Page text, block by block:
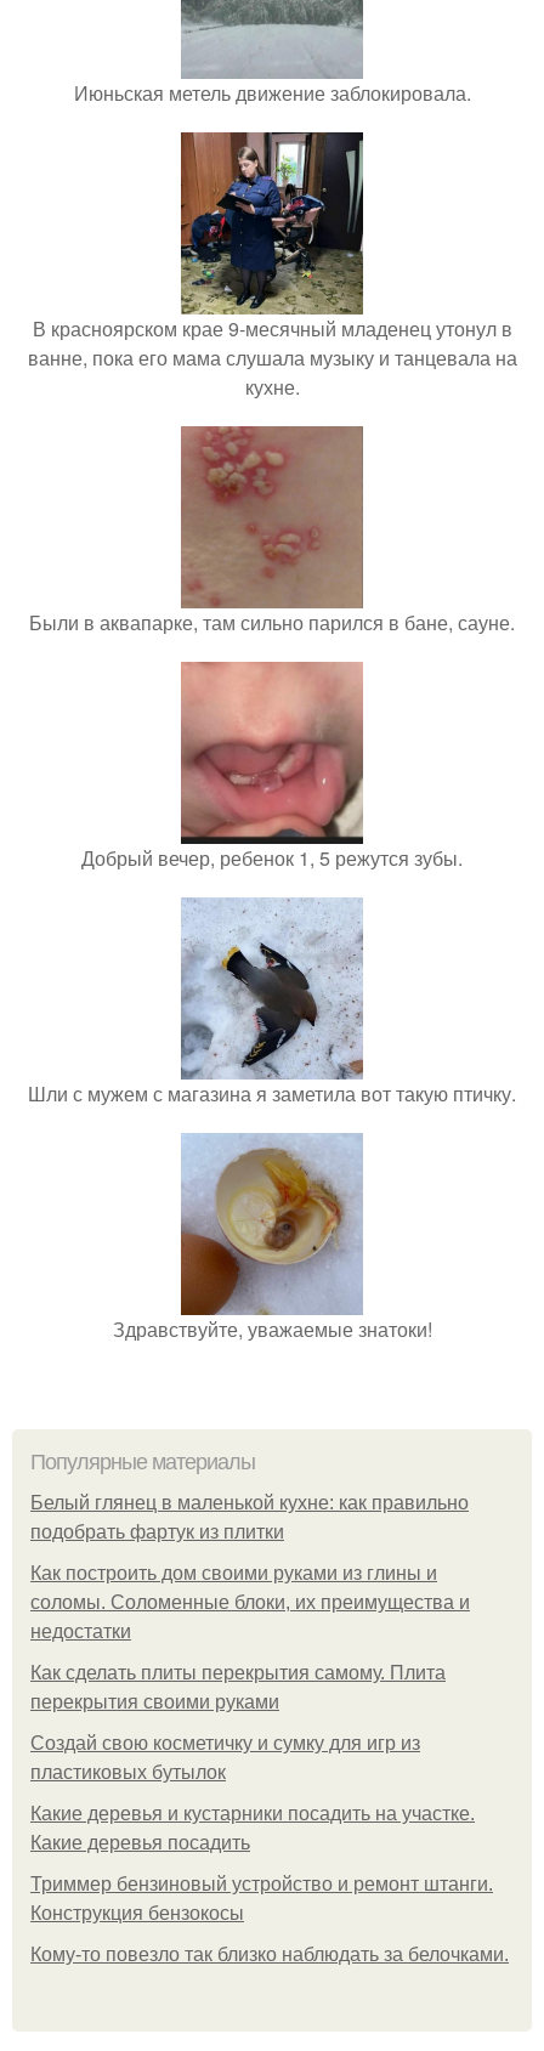
Июньская метель движение заблокировала.
В красноярском крае 9-месячный младенец утонул в
ванне, пока его мама слушала музыку и танцевала на
кухне.
Были в аквапарке, там сильно парился в бане, сауне.
Добрый вечер, ребенок 1, 5 режутся зубы.
Шли с мужем с магазина я заметила вот такую птичку.
Здравствуйте, уважаемые знатоки!
Популярные материалы
Белый глянец в маленькой кухне: как правильно
подобрать фартук из плитки
Как построить дом своими руками из глины и
соломы. Соломенные блоки, их преимущества и
недостатки
Как сделать плиты перекрытия самому. Плита
перекрытия своими руками
Создай свою косметичку и сумку для игр из
пластиковых бутылок
Какие деревья и кустарники посадить на участке.
Какие деревья посадить
Триммер бензиновый устройство и ремонт штанги.
Конструкция бензокосы
Кому-то повезло так близко наблюдать за белочками.